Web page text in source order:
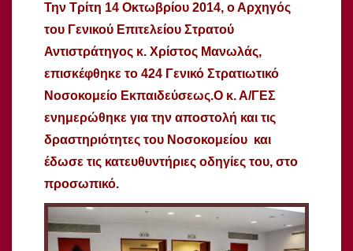
Την Τρίτη 14 Οκτωβρίου 2014, ο Αρχηγός
του Γενικού Επιτελείου Στρατού
Αντιστράτηγος κ. Χρίστος Μανωλάς,
επισκέφθηκε το 424 Γενικό Στρατιωτικό
Νοσοκομείο Εκπαιδεύσεως.Ο κ. Α/ΓΕΣ
ενημερώθηκε για την αποστολή και τις
δραστηριότητες του Νοσοκομείου και
έδωσε τις κατευθυντήριες οδηγίες του, στο
προσωπικό.